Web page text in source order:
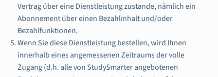
Vertrag über eine Dienstleistung zustande, nämlich ein
Abonnement über einen Bezahlinhalt und/oder
Bezahlfunktionen.
Wenn Sie diese Dienstleistung bestellen, wird Ihnen
innerhalb eines angemessenen Zeitraums der volle
Zugang (d.h. alle von StudySmarter angebotenen